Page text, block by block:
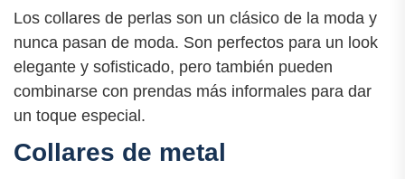
Los collares de perlas son un clásico de la moda y
nunca pasan de moda. Son perfectos para un look
elegante y sofisticado, pero también pueden
combinarse con prendas más informales para dar
un toque especial.
Collares de metal